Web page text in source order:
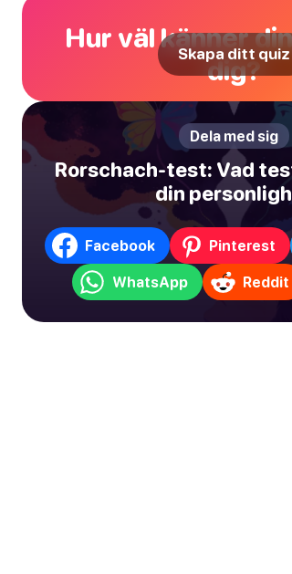
Hur väl känner
dig?
Skapa ditt quiz
Dela med sig
Rorschach-test: Vad
din
Facebook Pinterest
WhatsApp Reddit